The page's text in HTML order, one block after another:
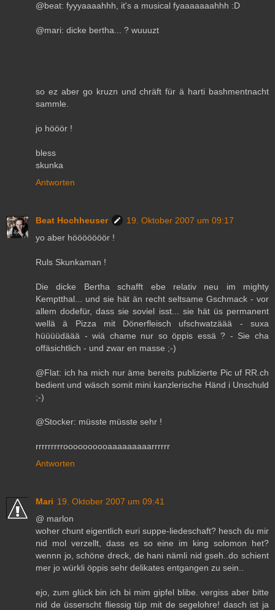
@beat: fyyyaaaahhh, it's a musical fyaaaaaaahhh :D
@mari: dicke bertha... ? wuuuzt
so ez aber go kruzn und chräft für ä harti bashmentnacht
sammle.
jo hööör !
bless
skunka
Antworten
Beat Hochheuser
19. Oktober 2007 um 09:17
yo aber hööööööör !
Ruls Skunkaman !
Die dicke Bertha schafft ebe relativ neu im mighty
Kemptthal... und sie hät än recht seltsame Gschmack - vor
allem dodefür, dass sie soviel isst... sie hät üs permanent
wellä ä Pizza mit Dönerfleisch ufschwatzäää - suxa
hüüüüdäää - wiä chame nur so öppis essä ? - Sie cha
offäsichtlich - und zwar en masse ;-)
@Flat: ich ha mich nur äme bereits publizierte Pic uf RR.ch
bedient und wäsch somit mini kanzlerische Händ i Unschuld
;-)
@Stocker: müsste müsste sehr !
rrrrrrrrroooooooooaaaaaaaaarrrrrr
Antworten
Mari 19. Oktober 2007 um 09:41
@ marlon
woher chunt eigentlich euri suppe-liedeschaft? hesch du mir
nid mol verzellt, dass es so eine im king solomon het?
wennn jo, schöne dreck, de hani nämli nid gseh..do schient
mer jo würkli öppis sehr delikates entgangen zu sein..
ejo, zum glück bin ich bi mim gipfel blibe. vergiss aber bitte
nid de üsserscht fliessig tüp mit de segelohre! dasch ist ja